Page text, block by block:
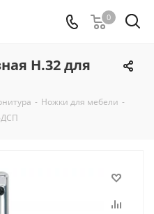
0
Н.32 для
- Ножки для мебели -